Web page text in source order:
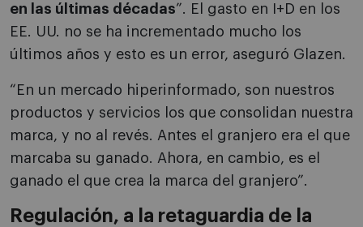
en las últimas décadas”. El gasto en I+D en los
EE. UU. no se ha incrementado mucho los
últimos años y esto es un error, aseguró Glazen.
“En un mercado hiperinformado, son nuestros
productos y servicios los que consolidan nuestra
marca, y no al revés. Antes el granjero era el que
marcaba su ganado. Ahora, en cambio, es el
ganado el que crea la marca del granjero”.
Regulación, a la retaguardia de la